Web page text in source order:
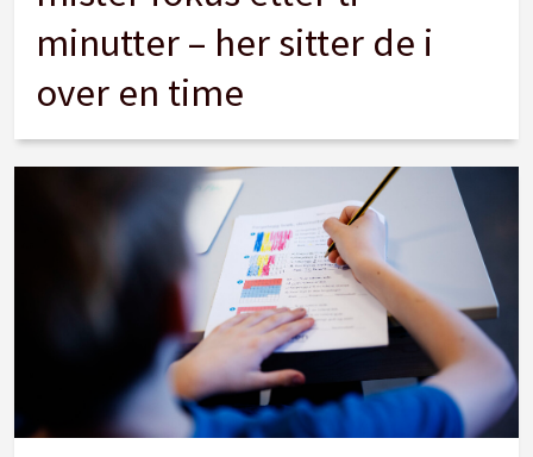
minutter – her sitter de i
over en time